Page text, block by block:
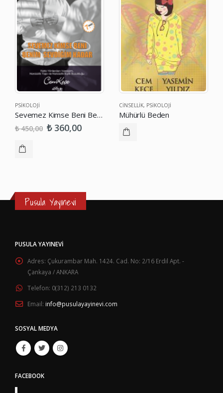
PSIKOLOJI
Sevemez Kimse Beni Benim Sevdiğim Kadar
₺450,00 ₺360,00
CINSELLIK, PSIKOLOJI
Mühürlü Beden
Pusula Yayınevi
PUSULA YAYINEVI
Adres: Çukurambar Mah. 1424. Cad. No: 2/16 Erdil Apt. -
Çankaya / ANKARA
Telefon: 0(312) 213 0132
Email: info@pusulayayinevi.com
SOSYAL MEDYA
FACEBOOK